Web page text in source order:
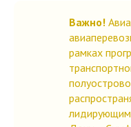
Важно!
рамках
лидирующим